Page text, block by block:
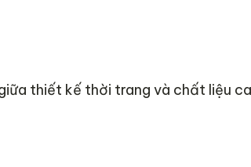
thiết kế thời trang và chất liệu